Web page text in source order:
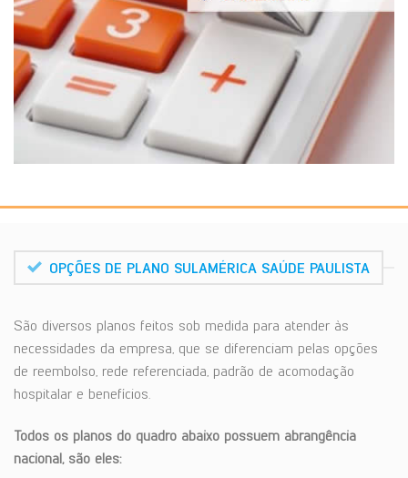
OPÇÕES DE PLANO SULAMÉRICA SAÚDE PAULISTA
São diversos planos feitos sob medida para atender às
necessidades da empresa, que se diferenciam pelas opções
de reembolso, rede referenciada, padrão de acomodação
hospitalar e benefícios.
Todos os planos do quadro abaixo possuem abrangência
nacional, são eles: